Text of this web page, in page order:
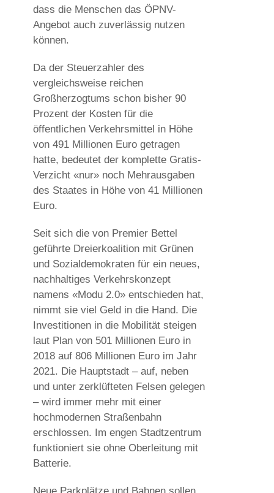
dass die Menschen das ÖPNV-
Angebot auch zuverlässig nutzen
können.
Da der Steuerzahler des
vergleichsweise reichen
Großherzogtums schon bisher 90
Prozent der Kosten für die
öffentlichen Verkehrsmittel in Höhe
von 491 Millionen Euro getragen
hatte, bedeutet der komplette Gratis-
Verzicht «nur» noch Mehrausgaben
des Staates in Höhe von 41 Millionen
Euro.
Seit sich die von Premier Bettel
geführte Dreierkoalition mit Grünen
und Sozialdemokraten für ein neues,
nachhaltiges Verkehrskonzept
namens «Modu 2.0» entschieden hat,
nimmt sie viel Geld in die Hand. Die
Investitionen in die Mobilität steigen
laut Plan von 501 Millionen Euro in
2018 auf 806 Millionen Euro im Jahr
2021. Die Hauptstadt – auf, neben
und unter zerklüfteten Felsen gelegen
– wird immer mehr mit einer
hochmodernen Straßenbahn
erschlossen. Im engen Stadtzentrum
funktioniert sie ohne Oberleitung mit
Batterie.